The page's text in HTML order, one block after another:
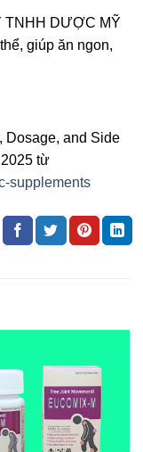
TNHH DƯỢC MỸ
giúp ăn ngon,
Dosage, and Side
từ
supplements